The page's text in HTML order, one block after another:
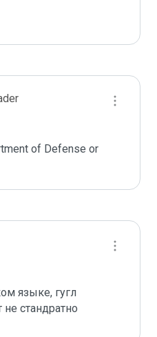
of Defense or
языке, гугл
стандратно